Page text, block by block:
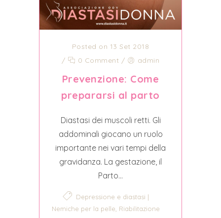
Posted on 13 Set 2018
/
0 Comment / admin
Prevenzione: Come
prepararsi al parto
Diastasi dei muscoli retti. Gli
addominali giocano un ruolo
importante nei vari tempi della
gravidanza. La gestazione, il
Parto...
Depressione e diastasi |
Nemiche per la pelle, Riabilitazione